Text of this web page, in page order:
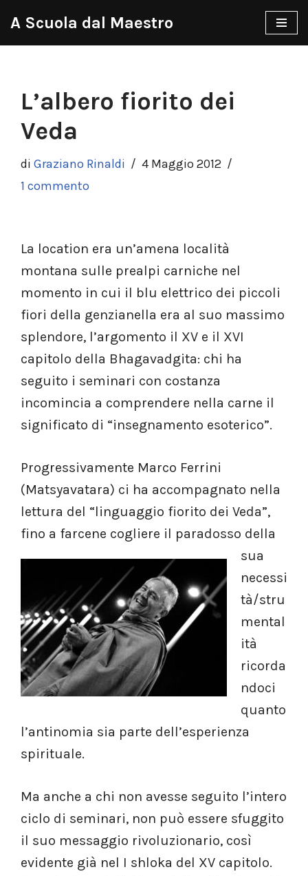
A Scuola dal Maestro
L’albero fiorito dei
Veda
di Graziano Rinaldi
4 Maggio 2012
1 commento
La location era un’amena località
montana sulle prealpi carniche nel
momento in cui il blu elettrico dei piccoli
fiori della genzianella era al suo massimo
splendore, l’argomento il XV e il XVI
capitolo della Bhagavadgita: chi ha
seguito i seminari con costanza
incomincia a comprendere nella carne il
significato di “insegnamento esoterico”.
Progressivamente Marco Ferrini
(Matsyavatara) ci ha accompagnato nella
lettura del “linguaggio fiorito dei Veda”,
fino a farcene cogliere il paradosso della
sua
necessi
tà/stru
mental
ità
ricorda
ndoci
quanto
l’antinomia sia parte dell’esperienza
spirituale.
Ma anche a chi non avesse seguito l’intero
ciclo di seminari, non può essere sfuggito
il suo messaggio rivoluzionario, così
evidente già nel I shloka del XV capitolo.